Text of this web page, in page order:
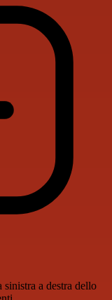
a destra dello